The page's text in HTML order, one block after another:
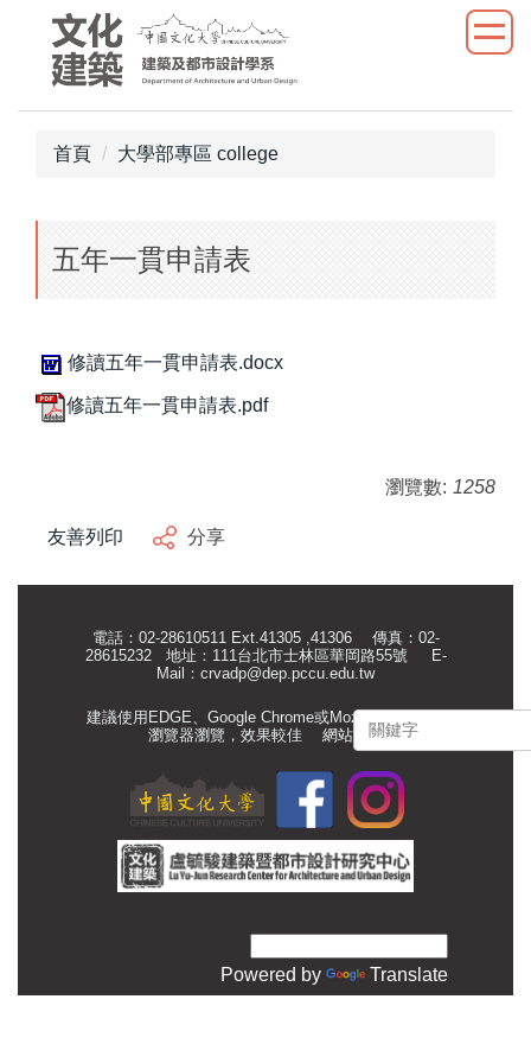
首頁 大學部專區 college
五年一貫申請表
修讀五年一貫申請表.docx
修讀五年一貫申請表.pdf
瀏覽數: 1258
友善列印 分享
電話：02-28610511 Ext.41305 ,41306 傳真：02-
28615232 地址：111台北市士林區華岡路55號
E-
Mail： crvadp@dep.pccu.edu.tw
建議使用EDGE、Google Chrome或Mozilla Firefox等
瀏覽器瀏覽，效果較佳 網站管理
Powered by Translate